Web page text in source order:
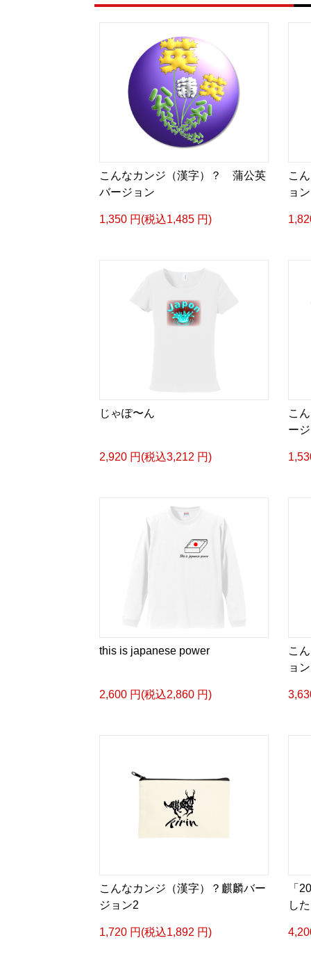
こんなカンジ（漢字）？ 蒲公英
バージョン
1,350 円(税込1,485 円)
こ
ョン
じゃぽ〜ん
2,920 円(税込3,212 円)
こ
ー
this is japanese power
2,600 円(税込2,860 円)
こ
ョン
こんなカンジ（漢字）？麒麟バー
ジョン2
1,720 円(税込1,892 円)
「
し